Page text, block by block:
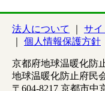
法人について サ
個人情報保護方針
京都府地球温暖化防
地球温暖化防止府民
〒604-8217 京都市